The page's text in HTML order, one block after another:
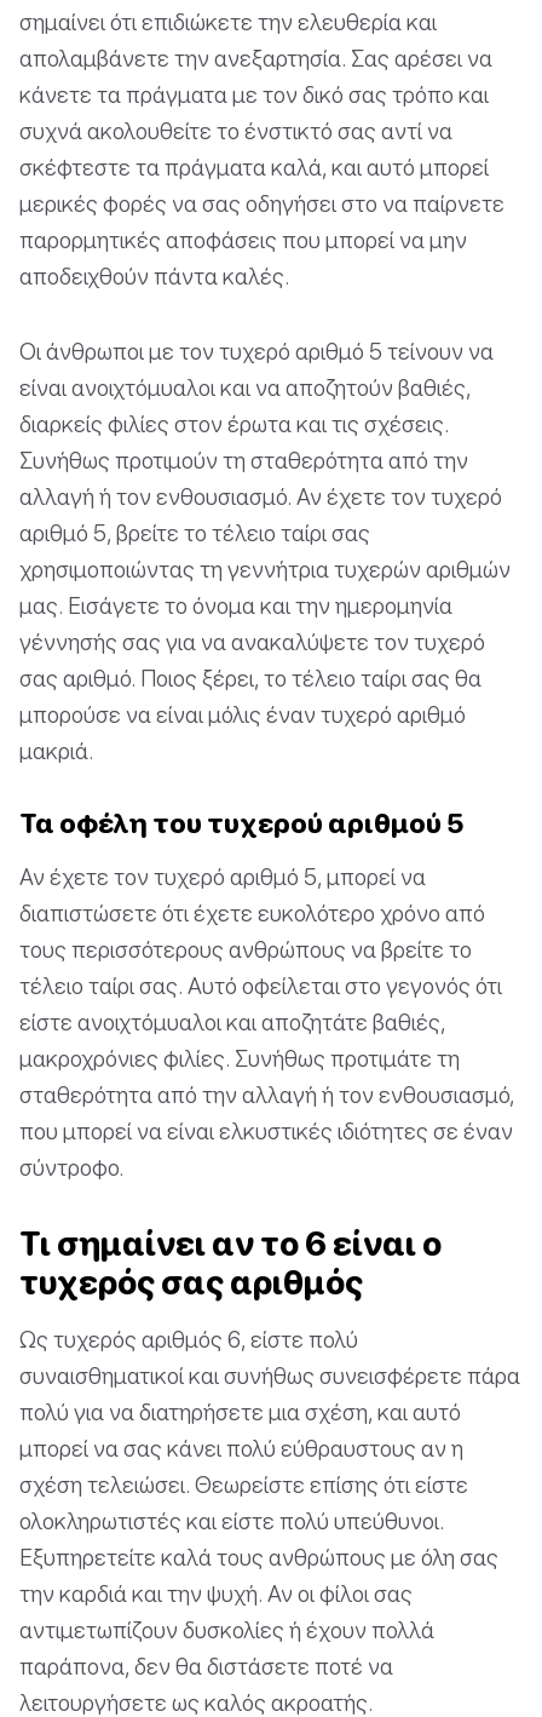
σημαίνει ότι επιδιώκετε την ελευθερία και
απολαμβάνετε την ανεξαρτησία. Σας αρέσει να
κάνετε τα πράγματα με τον δικό σας τρόπο και
συχνά ακολουθείτε το ένστικτό σας αντί να
σκέφτεστε τα πράγματα καλά, και αυτό μπορεί
μερικές φορές να σας οδηγήσει στο να παίρνετε
παρορμητικές αποφάσεις που μπορεί να μην
αποδειχθούν πάντα καλές.
Οι άνθρωποι με τον τυχερό αριθμό 5 τείνουν να
είναι ανοιχτόμυαλοι και να αποζητούν βαθιές,
διαρκείς φιλίες στον έρωτα και τις σχέσεις.
Συνήθως προτιμούν τη σταθερότητα από την
αλλαγή ή τον ενθουσιασμό. Αν έχετε τον τυχερό
αριθμό 5, βρείτε το τέλειο ταίρι σας
χρησιμοποιώντας τη γεννήτρια τυχερών αριθμών
μας. Εισάγετε το όνομα και την ημερομηνία
γέννησής σας για να ανακαλύψετε τον τυχερό
σας αριθμό. Ποιος ξέρει, το τέλειο ταίρι σας θα
μπορούσε να είναι μόλις έναν τυχερό αριθμό
μακριά.
Τα οφέλη του τυχερού αριθμού 5
Αν έχετε τον τυχερό αριθμό 5, μπορεί να
διαπιστώσετε ότι έχετε ευκολότερο χρόνο από
τους περισσότερους ανθρώπους να βρείτε το
τέλειο ταίρι σας. Αυτό οφείλεται στο γεγονός ότι
είστε ανοιχτόμυαλοι και αποζητάτε βαθιές,
μακροχρόνιες φιλίες. Συνήθως προτιμάτε τη
σταθερότητα από την αλλαγή ή τον ενθουσιασμό,
που μπορεί να είναι ελκυστικές ιδιότητες σε έναν
σύντροφο.
Τι σημαίνει αν το 6 είναι ο
τυχερός σας αριθμός
Ως τυχερός αριθμός 6, είστε πολύ
συναισθηματικοί και συνήθως συνεισφέρετε πάρα
πολύ για να διατηρήσετε μια σχέση, και αυτό
μπορεί να σας κάνει πολύ εύθραυστους αν η
σχέση τελειώσει. Θεωρείστε επίσης ότι είστε
ολοκληρωτιστές και είστε πολύ υπεύθυνοι.
Εξυπηρετείτε καλά τους ανθρώπους με όλη σας
την καρδιά και την ψυχή. Αν οι φίλοι σας
αντιμετωπίζουν δυσκολίες ή έχουν πολλά
παράπονα, δεν θα διστάσετε ποτέ να
λειτουργήσετε ως καλός ακροατής.